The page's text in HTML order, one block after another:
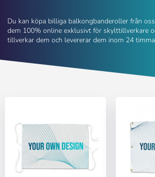
Du kan köpa billiga balkongbanderoller från
dem 100% online exklusivt för skylttillverkare
tillverkar dem och levererar dem inom 24